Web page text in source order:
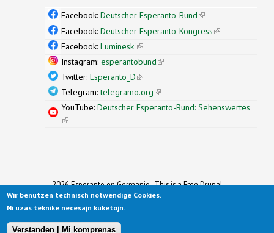
Facebook: Deutscher Esperanto-Bund(link is
external)
Facebook: Deutscher Esperanto-Kongress(link is
Facebook: Luminesk'(link is external)
Instagram: esperantobund(link is external)
Twitter: Esperanto_D(link is external)
Telegram:telegramo.org(link is external)
YouTube: Deutscher Esperanto-Bund: Sehenswertes
(link is external)
2026 Esperanto en Germanio- This is a Free Drupal
Theme
Ported to Drupal for the Open Source Community by
Original design by
Wir benutzen technisch notwendige Cookies.
Ni uzas teknike necesajn kuketojn.
Verstanden | Mi komprenas